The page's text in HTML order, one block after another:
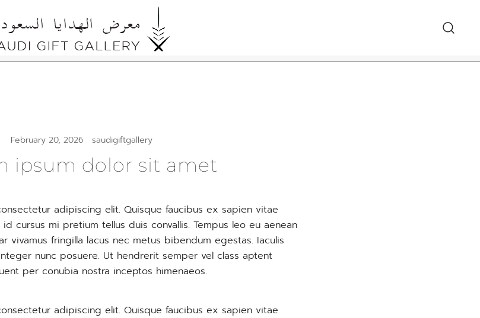
Cultural Gifts Made in Saudi Arabia معرض الهدايا السعودي
February 20, 2026 saudigiftgallery
ipsum dolor sit amet
adipiscing elit. Quisque faucibus ex sapien vitae
cursus mi pretium tellus duis convallis. Tempus leo eu aenean
vivamus fringilla lacus nec metus bibendum egestas. Iaculis
nunc posuere. Ut hendrerit semper vel class aptent
per conubia nostra inceptos himenaeos.
adipiscing elit. Quisque faucibus ex sapien vitae